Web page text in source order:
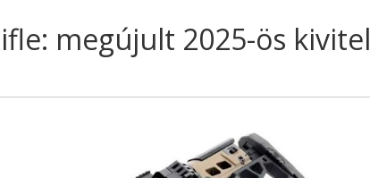
megújult 2025-ös kivitel